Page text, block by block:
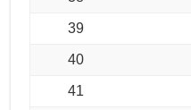
39
40
41